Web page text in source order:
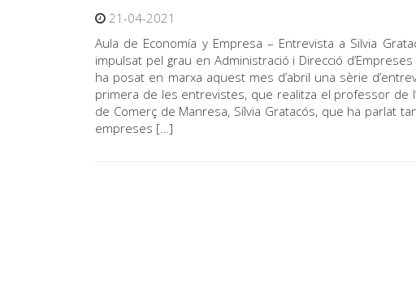
21-04-2021
Aula de Economía y Empresa – Entrevista a Silvia
impulsat pel grau en Administració i Direcció
ha posat en marxa aquest mes d’abril una sèrie
primera de les entrevistes, que realitza el professor de
de Comerç de Manresa, Sílvia Gratacós, que ha parlat
empreses […]